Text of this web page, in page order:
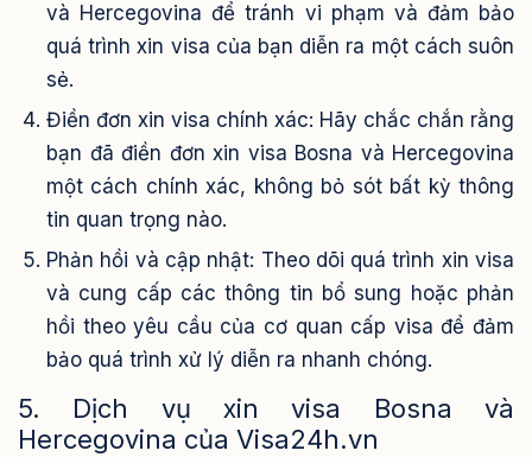
và Hercegovina để tránh vi phạm và đảm bảo
quá trình xin visa của bạn diễn ra một cách suôn
sẻ.
Điền đơn xin visa chính xác: Hãy chắc chắn rằng
bạn đã điền đơn xin visa Bosna và Hercegovina
một cách chính xác, không bỏ sót bất kỳ thông
tin quan trọng nào.
Phản hồi và cập nhật: Theo dõi quá trình xin visa
và cung cấp các thông tin bổ sung hoặc phản
hồi theo yêu cầu của cơ quan cấp visa để đảm
bảo quá trình xử lý diễn ra nhanh chóng.
5. Dịch vụ xin visa Bosna và
Hercegovina của Visa24h.vn